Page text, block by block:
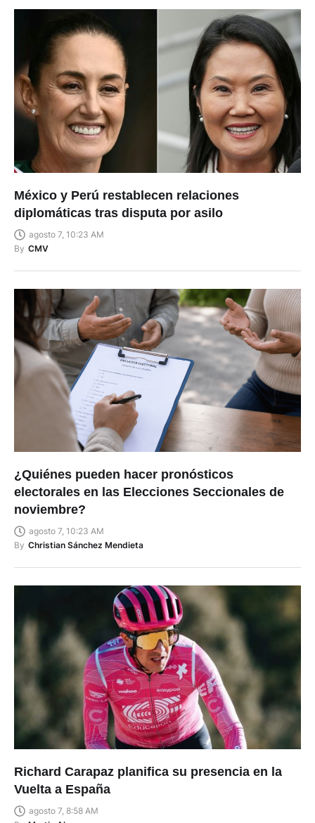
diplomáticas tras disputa por asilo
agosto 7, 10:23 AM
By CMV
electorales en las Elecciones Seccionales de
noviembre?
agosto 7, 10:23 AM
By Christian Sánchez Mendieta
Vuelta a España
agosto 7, 8:58 AM
By Martin Alvarez